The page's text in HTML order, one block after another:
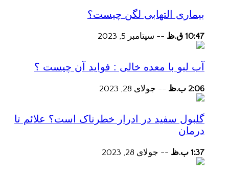
بیماری التهابی لگن چیست؟
10:47 ق.ظ -- سپتامبر 5, 2023
آب لبو با معده خالی : فواید آن چیست ؟
2:06 ب.ظ -- جولای 28, 2023
گلبول سفید در ادرار خطرناک است؟ علائم تا
درمان
1:37 ب.ظ -- جولای 28, 2023